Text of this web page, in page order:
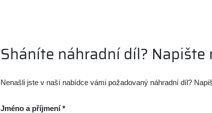
Sháníte náhradní díl? Napište
Nenašli jste v naší nabídce vámi požadovaný náhradní díl?
Jméno a příjmení *